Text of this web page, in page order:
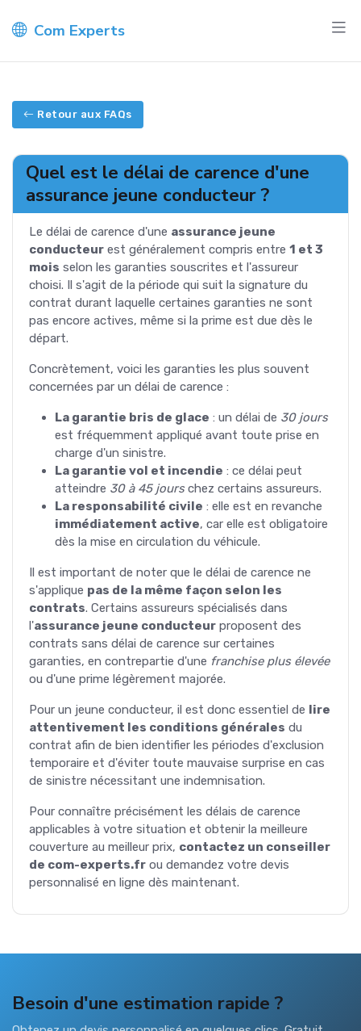
Com Experts
Retour aux FAQs
Quel est le délai de carence d'une
assurance jeune conducteur ?
Le délai de carence d'une assurance jeune
conducteur est généralement compris entre 1 et 3
mois selon les garanties souscrites et l'assureur
choisi. Il s'agit de la période qui suit la signature du
contrat durant laquelle certaines garanties ne sont
pas encore actives, même si la prime est due dès le
départ.
Concrètement, voici les garanties les plus souvent
concernées par un délai de carence :
La garantie bris de glace : un délai de 30 jours
est fréquemment appliqué avant toute prise en
charge d'un sinistre.
La garantie vol et incendie : ce délai peut
atteindre 30 à 45 jourschez certains assureurs.
La responsabilité civile : elle est en revanche
immédiatement active, car elle est obligatoire
dès la mise en circulation du véhicule.
Il est important de noter que le délai de carence ne
s'applique pas de la même façon selon les
contrats. Certains assureurs spécialisés dans
l'assurance jeune conducteur proposent des
contrats sans délai de carence sur certaines
garanties, en contrepartie d'une franchise plus élevée
ou d'une prime légèrement majorée.
Pour un jeune conducteur, il est donc essentiel de lire
attentivement les conditions générales du
contrat afin de bien identifier les périodes d'exclusion
temporaire et d'éviter toute mauvaise surprise en cas
de sinistre nécessitant une indemnisation.
Pour connaître précisément les délais de carence
applicables à votre situation et obtenir la meilleure
couverture au meilleur prix, contactez un conseiller
de com-experts.fr ou demandez votre devis
personnalisé en ligne dès maintenant.
Besoin d'une estimation rapide ?